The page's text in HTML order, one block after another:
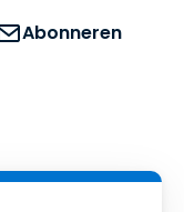
Abonneren